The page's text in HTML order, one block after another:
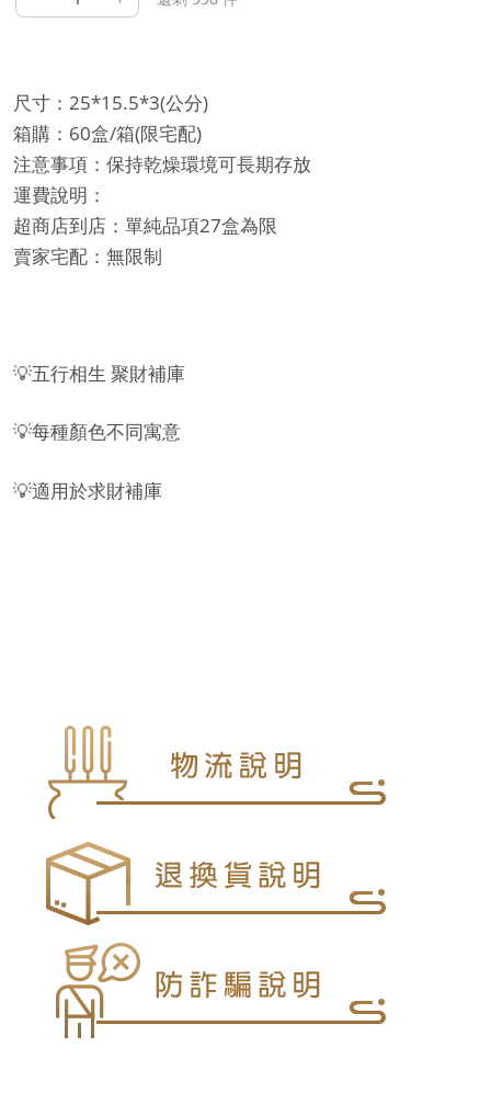
尺寸：25*15.5*3(公分)
箱購：60盒/箱(限宅配)
注意事項：保持乾燥環境可長期存放
運費說明：
超商店到店：單純品項27盒為限
賣家宅配：無限制
💡五行相生 聚財補庫
💡每種顏色不同寓意
💡適用於求財補庫